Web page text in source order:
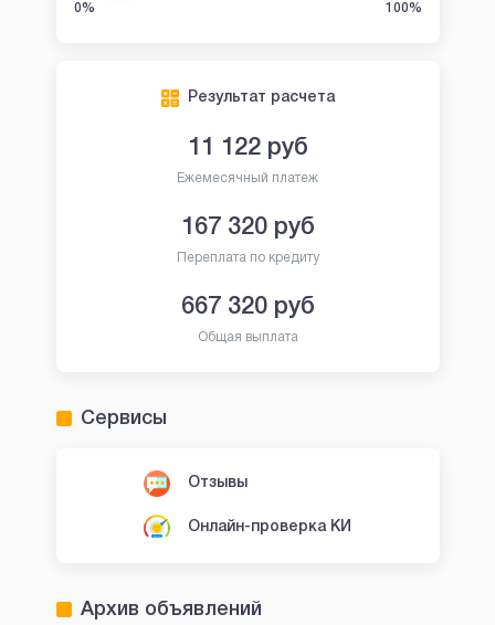
0% 100%
Результат расчета
11 122руб
Ежемесячный платеж
167 320руб
Переплата по кредиту
667 320руб
Общая выплата
Сервисы
Отзывы
Онлайн-проверка КИ
Архив объявлений